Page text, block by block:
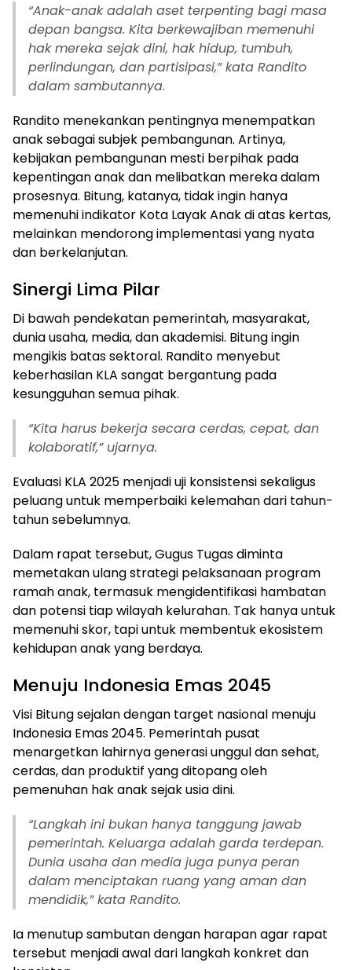
“Anak-anak adalah aset terpenting bagi masa
depan bangsa. Kita berkewajiban memenuhi
hak mereka sejak dini, hak hidup, tumbuh,
perlindungan, dan partisipasi,” kata Randito
dalam sambutannya.
Randito menekankan pentingnya menempatkan
anak sebagai subjek pembangunan. Artinya,
kebijakan pembangunan mesti berpihak pada
kepentingan anak dan melibatkan mereka dalam
prosesnya. Bitung, katanya, tidak ingin hanya
memenuhi indikator Kota Layak Anak di atas kertas,
melainkan mendorong implementasi yang nyata
dan berkelanjutan.
Sinergi Lima Pilar
Di bawah pendekatan pemerintah, masyarakat,
dunia usaha, media, dan akademisi. Bitung ingin
mengikis batas sektoral. Randito menyebut
keberhasilan KLA sangat bergantung pada
kesungguhan semua pihak.
“Kita harus bekerja secara cerdas, cepat, dan
kolaboratif,” ujarnya.
Evaluasi KLA 2025 menjadi uji konsistensi sekaligus
peluang untuk memperbaiki kelemahan dari tahun-
tahun sebelumnya.
Dalam rapat tersebut, Gugus Tugas diminta
memetakan ulang strategi pelaksanaan program
ramah anak, termasuk mengidentifikasi hambatan
dan potensi tiap wilayah kelurahan. Tak hanya untuk
memenuhi skor, tapi untuk membentuk ekosistem
kehidupan anak yang berdaya.
Menuju Indonesia Emas 2045
Visi Bitung sejalan dengan target nasional menuju
Indonesia Emas 2045. Pemerintah pusat
menargetkan lahirnya generasi unggul dan sehat,
cerdas, dan produktif yang ditopang oleh
pemenuhan hak anak sejak usia dini.
“Langkah ini bukan hanya tanggung jawab
pemerintah. Keluarga adalah garda terdepan.
Dunia usaha dan media juga punya peran
dalam menciptakan ruang yang aman dan
mendidik,” kata Randito.
Ia menutup sambutan dengan harapan agar rapat
tersebut menjadi awal dari langkah konkret dan